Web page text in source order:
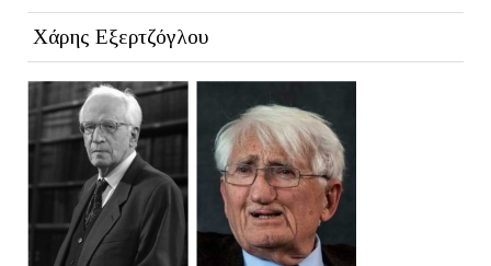
Χάρης Εξερτζόγλου